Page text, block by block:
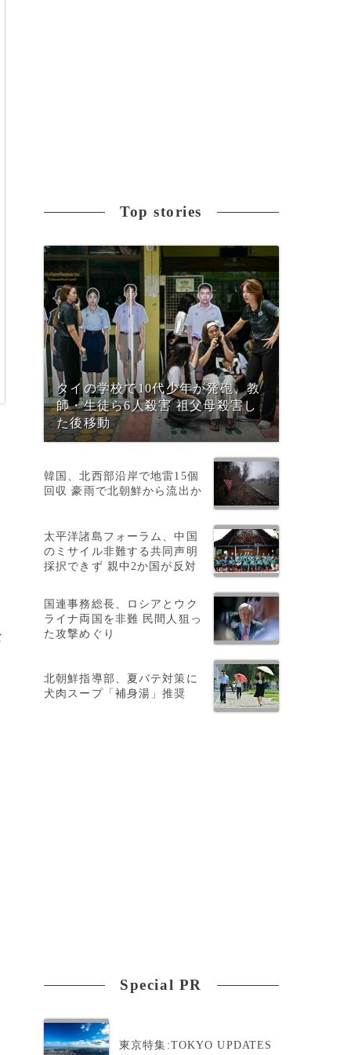
Top stories
タイの学校で10代少年が発砲、教
師・生徒ら6人殺害 祖父母殺害し
た後移動
韓国、北西部沿岸で地雷15個
回収 豪雨で北朝鮮から流出か
太平洋諸島フォーラム、中国
のミサイル非難する共同声明
採択できず 親中2か国が反対
国連事務総長、ロシアとウク
ライナ両国を非難 民間人狙っ
た攻撃めぐり
北朝鮮指導部、夏バテ対策に
犬肉スープ「補身湯」推奨
Special PR
東京特集:TOKYO UPDATES